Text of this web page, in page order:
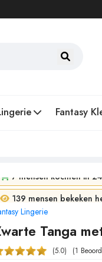
Fantasy
7 mensen kochten in
139 mensen bekeken
Lingerie
Tanga
(5.0) (1